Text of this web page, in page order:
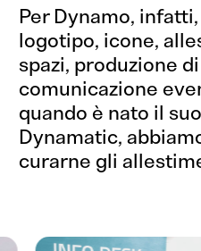
Per Dynamo,
logotipo, icone,
spazi, produzione
comunicazione
quando è nato il
Dynamatic,
curarne gli